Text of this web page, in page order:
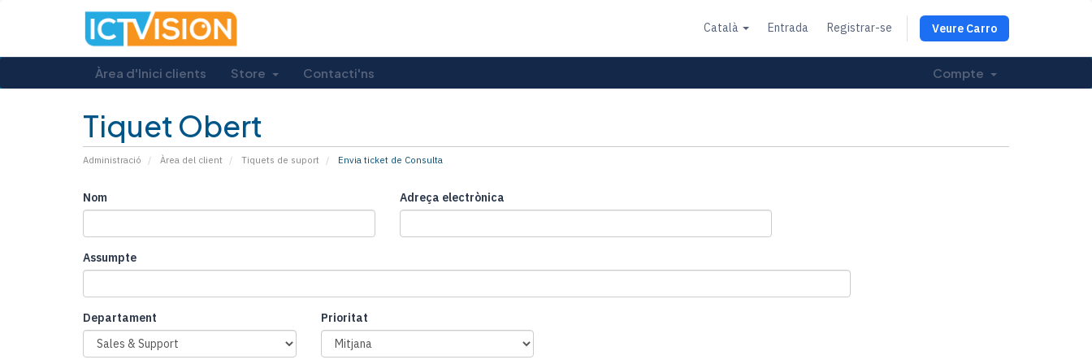
Català Entrada Registrar-se Veure Carro
Àrea d'Inici clients Store Contacti'ns Compte
Tiquet Obert
Administració Àrea del client Tiquets de suport Envia ticket de Consulta
Nom Adreça electrònica
Assumpte
Departament Prioritat